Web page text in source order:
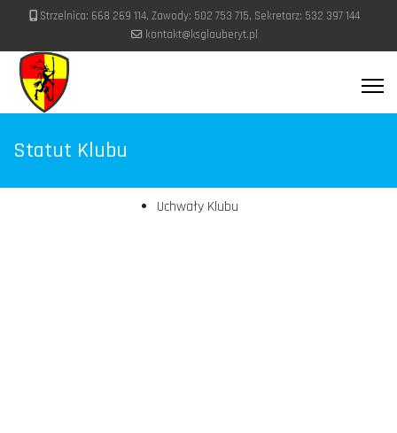
Strzelnica: 668 269 114, Zawody: 502 753 715, Sekretarz: 532 397 144
kontakt@ksglauberyt.pl
Statut Klubu
Uchwały Klubu